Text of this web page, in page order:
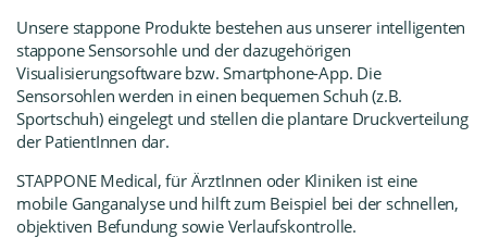
Unsere stappone Produkte bestehen aus unserer intelligenten
stappone Sensorsohle und der dazugehörigen
Visualisierungsoftware bzw. Smartphone-App. Die
Sensorsohlen werden in einen bequemen Schuh (z.B.
Sportschuh) eingelegt und stellen die plantare Druckverteilung
der PatientInnen dar.
STAPPONE Medical, für ÄrztInnen oder Kliniken ist eine
mobile Ganganalyse und hilft zum Beispiel bei der schnellen,
objektiven Befundung sowie Verlaufskontrolle.